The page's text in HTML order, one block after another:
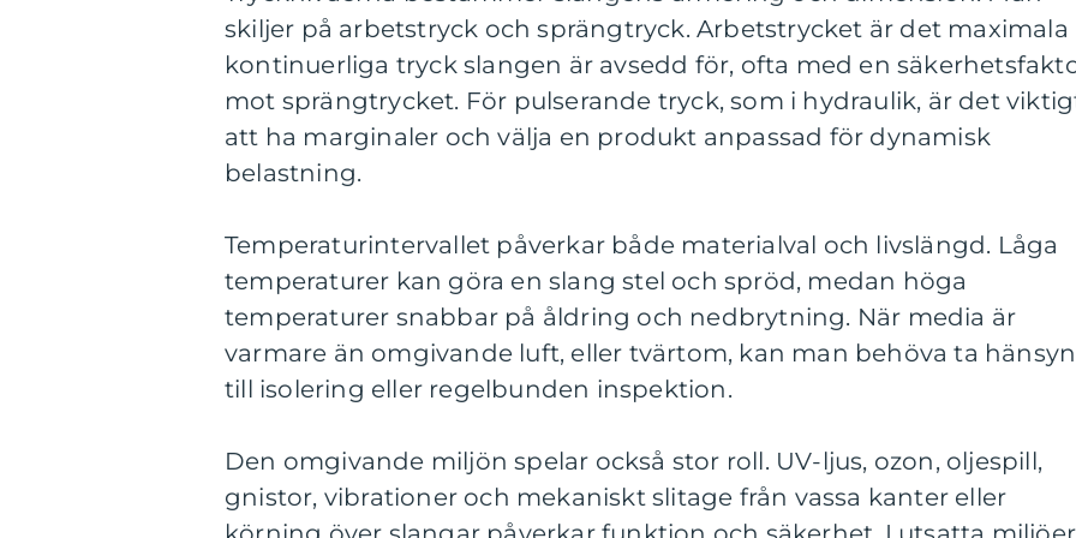
skiljer på arbetstryck och sprängtryck. Arbetstrycket är det maximala
kontinuerliga tryck slangen är avsedd för, ofta med en
mot sprängtrycket. För pulserande tryck, som i hydraulik, är det
att ha marginaler och välja en produkt anpassad för dynamisk
belastning.
Temperaturintervallet påverkar både materialval och livslängd. Låga
temperaturer kan göra en slang stel och spröd, medan höga
temperaturer snabbar på åldring och nedbrytning. När media är
varmare än omgivande luft, eller tvärtom, kan man behöva ta hänsyn
till isolering eller regelbunden inspektion.
Den omgivande miljön spelar också stor roll. UV-ljus, ozon, oljespill,
gnistor, vibrationer och mekaniskt slitage från vassa kanter eller